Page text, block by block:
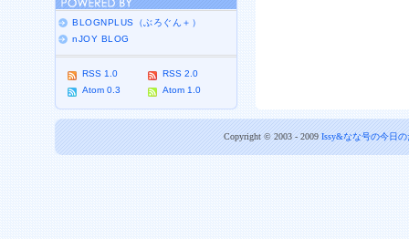
BLOGNPLUS（ぶろぐん＋）
nJOY BLOG
RSS 1.0
RSS 2.0
Atom 0.3
Atom 1.0
Copyright © 2003 - 2009 Issy&なな号の今日